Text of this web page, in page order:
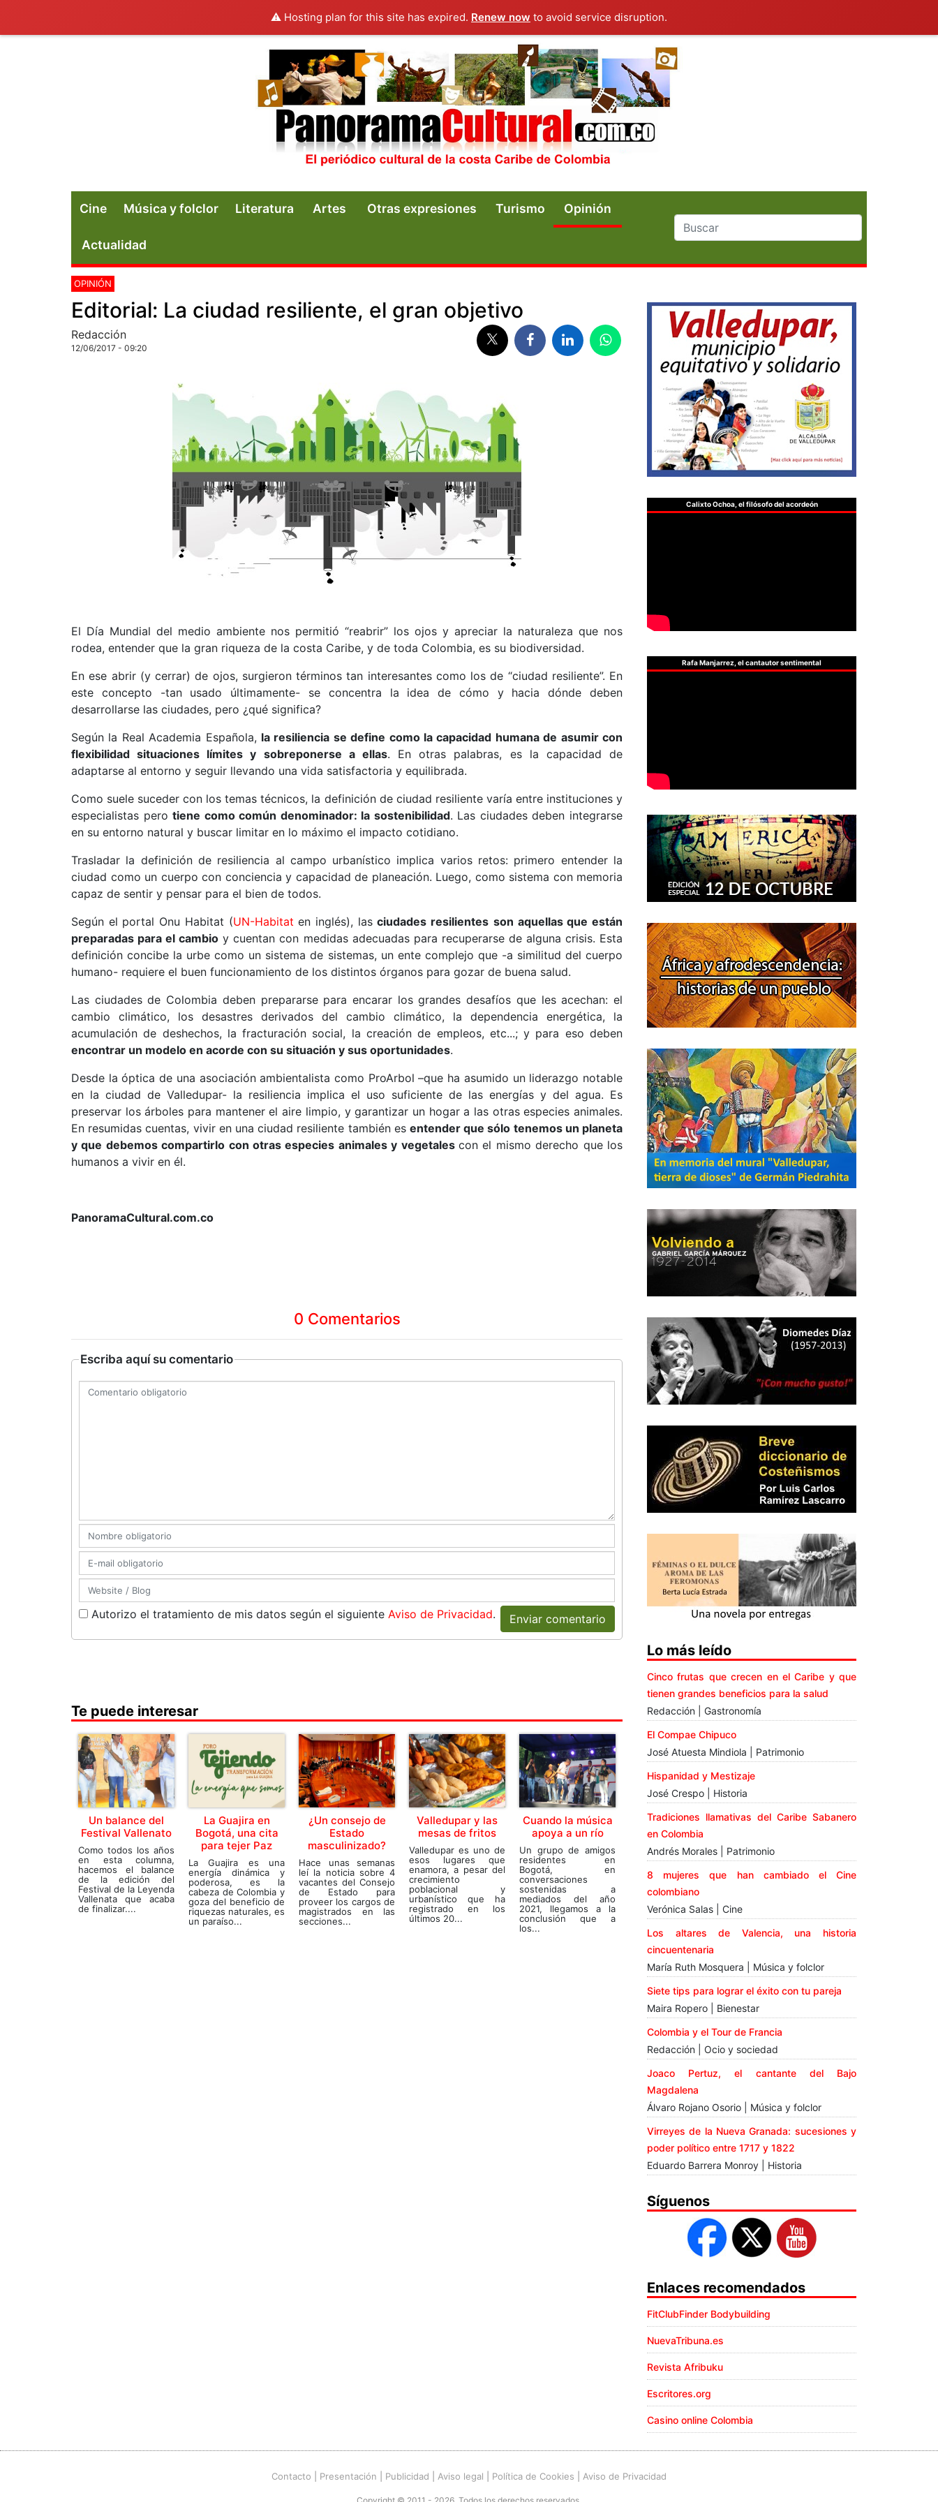
⚠️ Hosting plan for this site has expired. Renew now to avoid service disruption.
Cine Música y folclor Literatura Artes Otras expresiones Turismo Opinión
Actualidad
OPINIÓN
Editorial: La ciudad resiliente, el gran objetivo
Redacción
12/06/2017 - 09:20
El Día Mundial del medio ambiente nos permitió “reabrir” los ojos y apreciar la naturaleza que nos
rodea, entender que la gran riqueza de la costa Caribe, y de toda Colombia, es su biodiversidad.
En ese abrir (y cerrar) de ojos, surgieron términos tan interesantes como los de “ciudad resiliente”. En
este concepto -tan usado últimamente- se concentra la idea de cómo y hacia dónde deben
desarrollarse las ciudades, pero ¿qué significa?
Según la Real Academia Española, la resiliencia se define como la capacidad humana de asumir con
flexibilidad situaciones límites y sobreponerse a ellas. En otras palabras, es la capacidad de
adaptarse al entorno y seguir llevando una vida satisfactoria y equilibrada.
Como suele suceder con los temas técnicos, la definición de ciudad resiliente varía entre instituciones y
especialistas perotiene como común denominador: la sostenibilidad. Las ciudades deben integrarse
en su entorno natural y buscar limitar en lo máximo el impacto cotidiano.
Trasladar la definición de resiliencia al campo urbanístico implica varios retos: primero entender la
ciudad como un cuerpo con conciencia y capacidad de planeación. Luego, como sistema con memoria
capaz de sentir y pensar para el bien de todos.
Según el portal Onu Habitat (UN-Habitat en inglés), lasciudades resilientes son aquellas que están
preparadas para el cambio y cuentan con medidas adecuadas para recuperarse de alguna crisis. Esta
definición concibe la urbe como un sistema de sistemas, un ente complejo que -a similitud del cuerpo
humano- requiere el buen funcionamiento de los distintos órganos para gozar de buena salud.
Las ciudades de Colombia deben prepararse para encarar los grandes desafíos que les acechan: el
cambio climático, los desastres derivados del cambio climático, la dependencia energética, la
acumulación de deshechos, la fracturación social, la creación de empleos, etc...; y para eso deben
encontrar un modelo en acorde con su situación y sus oportunidades.
Desde la óptica de una asociación ambientalista como ProArbol –que ha asumido un liderazgo notable
en la ciudad de Valledupar- la resiliencia implica el uso suficiente de las energías y del agua. Es
preservar los árboles para mantener el aire limpio, y garantizar un hogar a las otras especies animales.
En resumidas cuentas, vivir en una ciudad resiliente también es entender que sólo tenemos un planeta
y que debemos compartirlo con otras especies animales y vegetales con el mismo derecho que los
humanos a vivir en él.
PanoramaCultural.com.co
0 Comentarios
Escriba aquí su comentario
Autorizo el tratamiento de mis datos según el siguiente Aviso de Privacidad. Enviar comentario
Te puede interesar
Un balance del
Festival Vallenato
Como todos los años
en esta columna,
hacemos el balance
de la edición del
Festival de la Leyenda
Vallenata que acaba
de finalizar....
La Guajira en
Bogotá, una cita
para tejer Paz
La Guajira es una
energía dinámica y
poderosa, es la
cabeza de Colombia y
goza del beneficio de
riquezas naturales, es
un paraíso...
¿Un consejo de
Estado
masculinizado?
Hace unas semanas
leí la noticia sobre 4
vacantes del Consejo
de Estado para
proveer los cargos de
magistrados en las
secciones...
Valledupar y las
mesas de fritos
Valledupar es uno de
esos lugares que
enamora, a pesar del
crecimiento
poblacional y
urbanístico que ha
registrado en los
últimos 20...
Cuando la música
apoya a un río
Un grupo de amigos
residentes en
Bogotá, en
conversaciones
sostenidas a
mediados del año
2021, llegamos a la
conclusión que a
los...
Calixto Ochoa, el filósofo del acordeón
Rafa Manjarrez, el cantautor sentimental
Lo más leído
Cinco frutas que crecen en el Caribe y que
tienen grandes beneficios para la salud
Redacción | Gastronomía
El Compae Chipuco
José Atuesta Mindiola | Patrimonio
Hispanidad y Mestizaje
José Crespo | Historia
Tradiciones llamativas del Caribe Sabanero
en Colombia
Andrés Morales | Patrimonio
8 mujeres que han cambiado el Cine
colombiano
Verónica Salas | Cine
Los altares de Valencia, una historia
cincuentenaria
María Ruth Mosquera | Música y folclor
Siete tips para lograr el éxito con tu pareja
Maira Ropero | Bienestar
Colombia y el Tour de Francia
Redacción | Ocio y sociedad
Joaco Pertuz, el cantante del Bajo
Magdalena
Álvaro Rojano Osorio | Música y folclor
Virreyes de la Nueva Granada: sucesiones y
poder político entre 1717 y 1822
Eduardo Barrera Monroy | Historia
Síguenos
Enlaces recomendados
FitClubFinder Bodybuilding
NuevaTribuna.es
Revista Afribuku
Escritores.org
Casino online Colombia
Contacto Presentación Publicidad Aviso legal Política de Cookies Aviso de Privacidad